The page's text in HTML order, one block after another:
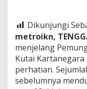
Dikunjungi
metroikn,
menjelang
Kutai
perhatian.
sebelumnya